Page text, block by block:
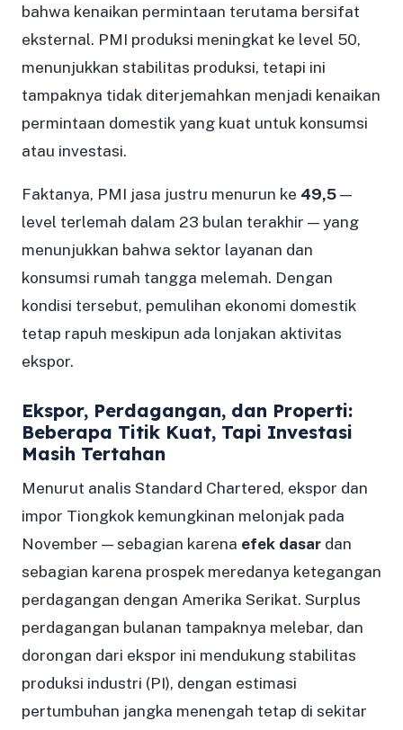
bahwa kenaikan permintaan terutama bersifat
eksternal. PMI produksi meningkat ke level 50,
menunjukkan stabilitas produksi, tetapi ini
tampaknya tidak diterjemahkan menjadi kenaikan
permintaan domestik yang kuat untuk konsumsi
atau investasi.
Faktanya, PMI jasa justru menurun ke 49,5—
level terlemah dalam 23 bulan terakhir — yang
menunjukkan bahwa sektor layanan dan
konsumsi rumah tangga melemah. Dengan
kondisi tersebut, pemulihan ekonomi domestik
tetap rapuh meskipun ada lonjakan aktivitas
ekspor.
Ekspor, Perdagangan, dan Properti:
Beberapa Titik Kuat, Tapi Investasi
Masih Tertahan
Menurut analis Standard Chartered, ekspor dan
impor Tiongkok kemungkinan melonjak pada
November — sebagian karena efek dasar dan
sebagian karena prospek meredanya ketegangan
perdagangan dengan Amerika Serikat. Surplus
perdagangan bulanan tampaknya melebar, dan
dorongan dari ekspor ini mendukung stabilitas
produksi industri (PI), dengan estimasi
pertumbuhan jangka menengah tetap di sekitar